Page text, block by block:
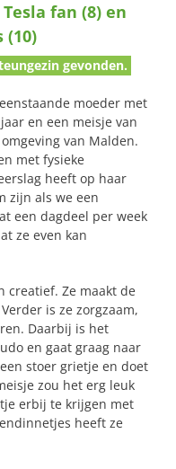
fan (8) en
(10)
gevonden.
moeder met
en een meisje van
van Malden.
met fysieke
heeft op haar
zijn als we een
een dagdeel per week
ze even kan
creatief. Ze maakt de
is ze zorgzaam,
Daarbij is het
en gaat graag naar
stoer grietje en doet
zou het erg leuk
erbij te krijgen met
heeft ze